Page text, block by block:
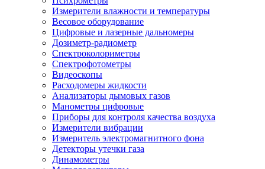
Измерители влажности и температуры
Весовое оборудование
Цифровые и лазерные дальномеры
Дозиметр-радиометр
Спектроколориметры
Спектрофотометры
Видеоскопы
Расходомеры жидкости
Анализаторы дымовых газов
Манометры цифровые
Приборы для контроля качества воздуха
Измерители вибрации
Измеритель электромагнитного фона
Детекторы утечки газа
Динамометры